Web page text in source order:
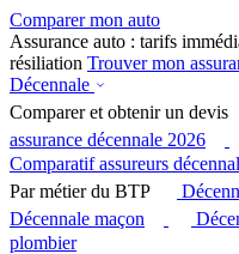
Comparer mon auto
Assurance auto : tarifs
résiliation Trouver mon
Décennale
Comparer et obtenir un devis
assurance décennale 2026
Comparatif assureurs
Par métier du BTP
Décennale maçon
plombier